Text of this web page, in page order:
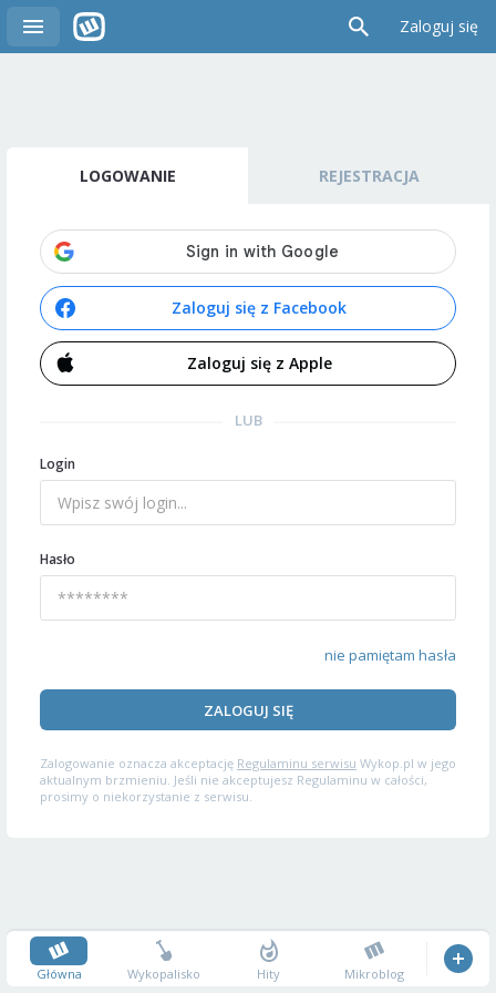
Zaloguj się
LOGOWANIE REJESTRACJA
Zaloguj się z Facebook
Zaloguj się z Apple
LUB
Login
Hasło
nie pamiętam hasła
ZALOGUJ SIĘ
Zalogowanie oznacza akceptację Regulaminu serwisu Wykop.pl w jego
aktualnym brzmieniu. Jeśli nie akceptujesz Regulaminu w całości,
prosimy o niekorzystanie z serwisu.
Główna Wykopalisko Hity Mikroblog